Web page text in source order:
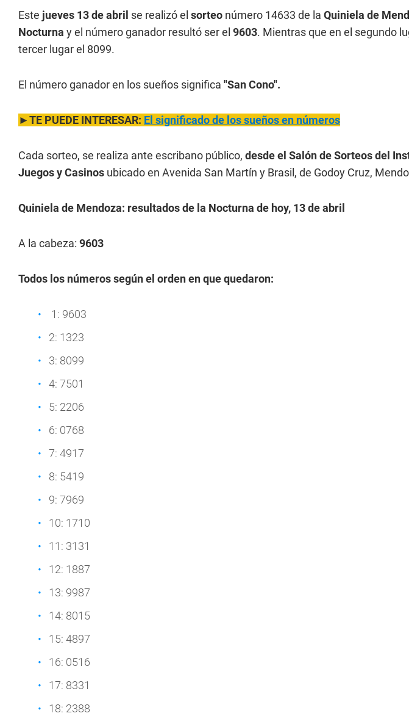
Este jueves 13 de abril se realizó el sorteo número 14633 de la Quiniela de
Nocturna y el número ganador resultó ser el 9603. Mientras que en el segundo
tercer lugar el 8099.
El número ganador en los sueños significa "San Cono".
►TE PUEDE INTERESAR: El significado de los sueños en números
Cada sorteo, se realiza ante escribano público, desde el Salón de Sorteos del
Juegos y Casinos ubicado en Avenida San Martín y Brasil, de Godoy Cruz,
Quiniela de Mendoza: resultados de la Nocturna de hoy, 13 de abril
A la cabeza: 9603
Todos los números según el orden en que quedaron:
1: 9603
2: 1323
3: 8099
4: 7501
5: 2206
6: 0768
7: 4917
8: 5419
9: 7969
10: 1710
11: 3131
12: 1887
13: 9987
14: 8015
15: 4897
16: 0516
17: 8331
18: 2388